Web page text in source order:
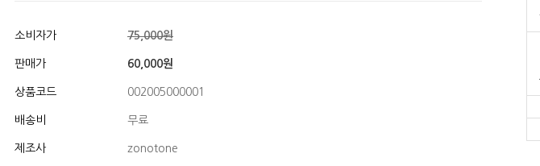
소비자가 75,000원
판매가 60,000원
상품코드 002005000001
배송비 무료
제조사 zonotone